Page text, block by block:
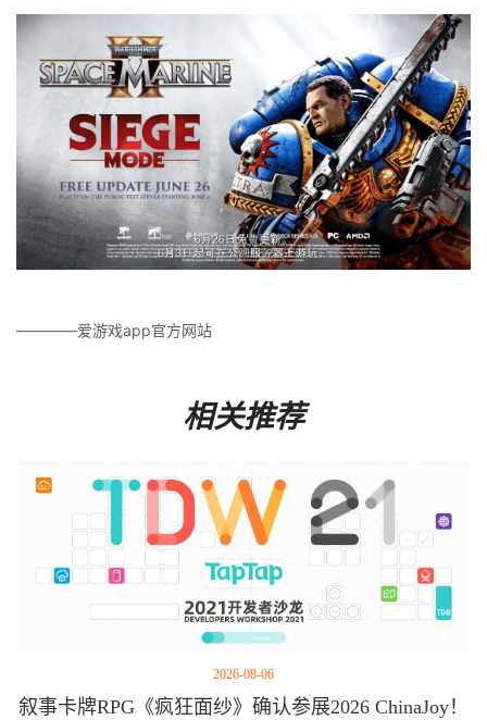
————爱游戏app官方网站
相关推荐
2026-08-06
叙事卡牌RPG《疯狂面纱》确认参展2026 ChinaJoy！